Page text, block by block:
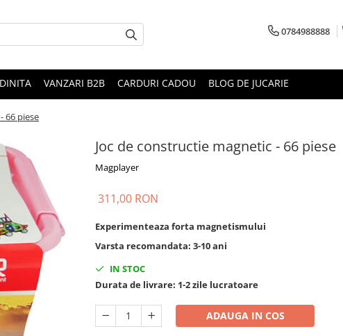
0784988888
VANZARI B2B CARDURI CADOU BLOG DE JUCARIE
66 piese
Joc de constructie magnetic - 66 piese
Magplayer
311,00 RON
Experimenteaza forta magnetismului
Varsta recomandata: 3-10 ani
IN STOC
Durata de livrare: 1-2 zile lucratoare
ADAUGA IN COS